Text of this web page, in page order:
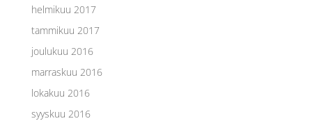
helmikuu 2017
tammikuu 2017
joulukuu 2016
marraskuu 2016
lokakuu 2016
syyskuu 2016